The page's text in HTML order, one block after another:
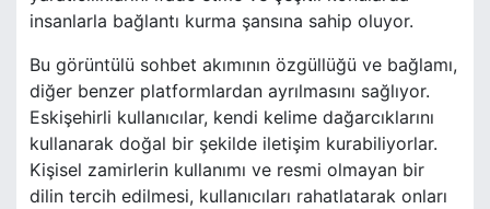
insanlarla bağlantı kurma şansına sahip oluyor.
Bu görüntülü sohbet akımının özgüllüğü ve bağlamı,
diğer benzer platformlardan ayrılmasını sağlıyor.
Eskişehirli kullanıcılar, kendi kelime dağarcıklarını
kullanarak doğal bir şekilde iletişim kurabiliyorlar.
Kişisel zamirlerin kullanımı ve resmi olmayan bir
dilin tercih edilmesi, kullanıcıları rahatlatarak onları